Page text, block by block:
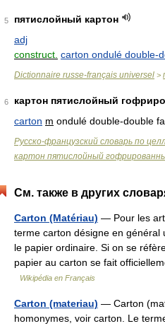
5
пятислойный картон
adj
construct. carton ondulé double-
Dictionnaire russe-français universel >
6
картон пятислойный
carton m ondulé double-double
Русско-французский словарь по
картон пятислойный
См. также в других
Carton (Matériau) — Pour les
terme carton désigne en général
le papier ordinaire. Si on se
papier au carton se fait
Wikipédia en Français
Carton (materiau) — Carton
homonymes, voir carton. Le